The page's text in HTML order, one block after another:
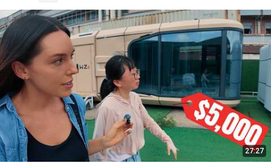
27:27